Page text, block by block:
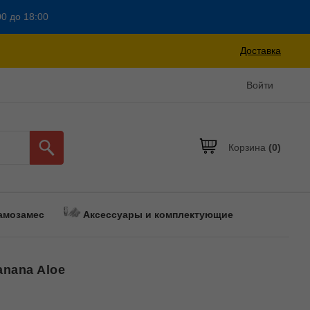
до 18:00
Доставка
Войти
Корзина (0)
Аксессуары и комплектующие
Aloe